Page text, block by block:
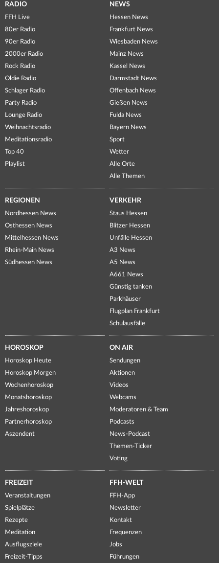
RADIO
FFH Live
80er Radio
90er Radio
2000er Radio
Rock Radio
Oldie Radio
Schlager Radio
Party Radio
Lounge Radio
Weihnachtsradio
Meditationsradio
Top 40
Playlist
NEWS
Hessen News
Frankfurt News
Wiesbaden News
Mainz News
Kassel News
Darmstadt News
Offenbach News
Gießen News
Fulda News
Bayern News
Sport
Wetter
Alle Orte
Alle Themen
REGIONEN
Nordhessen News
Osthessen News
Mittelhessen News
Rhein-Main News
Südhessen News
VERKEHR
Staus Hessen
Blitzer Hessen
Unfälle Hessen
A3 News
A5 News
A661 News
Günstig tanken
Parkhäuser
Flugplan Frankfurt
Schulausfälle
HOROSKOP
Horoskop Heute
Horoskop Morgen
Wochenhoroskop
Monatshoroskop
Jahreshoroskop
Partnerhoroskop
Aszendent
ON AIR
Sendungen
Aktionen
Videos
Webcams
Moderatoren & Team
Podcasts
News-Podcast
Themen-Ticker
Voting
FREIZEIT
Veranstaltungen
Spielplätze
Rezepte
Meditation
Ausflugsziele
Freizeit-Tipps
FFH-WELT
FFH-App
Newsletter
Kontakt
Frequenzen
Jobs
Führungen